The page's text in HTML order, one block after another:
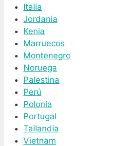
Italia
Jordania
Kenia
Marruecos
Montenegro
Noruega
Palestina
Perú
Polonia
Portugal
Tailandia
Vietnam